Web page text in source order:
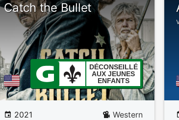
Catch the Bullet
DÉCONSEILLÉ
AUX JEUNES
ENFANTS
2021 Western